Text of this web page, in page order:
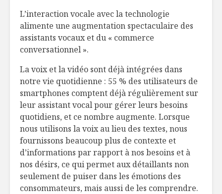
L’interaction vocale avec la technologie
alimente une augmentation spectaculaire des
assistants vocaux et du « commerce
conversationnel ».
La voix et la vidéo sont déjà intégrées dans
notre vie quotidienne : 55 % des utilisateurs de
smartphones comptent déjà régulièrement sur
leur assistant vocal pour gérer leurs besoins
quotidiens, et ce nombre augmente. Lorsque
nous utilisons la voix au lieu des textes, nous
fournissons beaucoup plus de contexte et
d’informations par rapport à nos besoins et à
nos désirs, ce qui permet aux détaillants non
seulement de puiser dans les émotions des
consommateurs, mais aussi de les comprendre.